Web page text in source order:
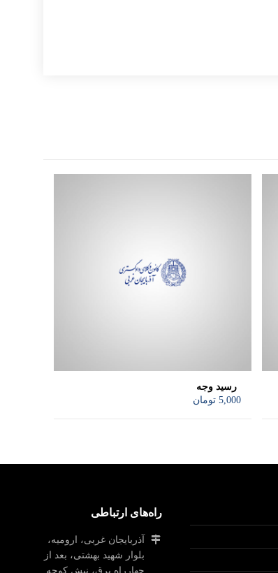
رسید وجه
5,000 تومان
راه‌های ارتباطی
آذربایجان غربی، ارومیه،
بلوار شهید بهشتی، بعد از
چهارراه برق، نبش کوچه